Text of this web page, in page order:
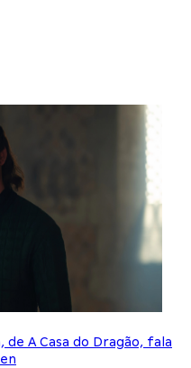
A Casa do Dragão, fala